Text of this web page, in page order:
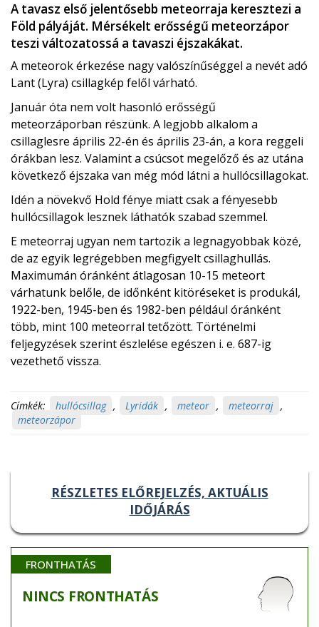
A tavasz első jelentősebb meteorraja keresztezi a
Föld pályáját. Mérsékelt erősségű meteorzápor
teszi változatossá a tavaszi éjszakákat.
A meteorok érkezése nagy valószínűséggel a nevét adó
Lant (Lyra) csillagkép felől várható.
Január óta nem volt hasonló erősségű
meteorzáporban részünk. A legjobb alkalom a
csillaglesre április 22-én és április 23-án, a kora reggeli
órákban lesz. Valamint a csúcsot megelőző és az utána
következő éjszaka van még mód látni a hullócsillagokat.
Idén a növekvő Hold fénye miatt csak a fényesebb
hullócsillagok lesznek láthatók szabad szemmel.
E meteorraj ugyan nem tartozik a legnagyobbak közé,
de az egyik legrégebben megfigyelt csillaghullás.
Maximumán óránként átlagosan 10-15 meteort
várhatunk belőle, de időnként kitöréseket is produkál,
1922-ben, 1945-ben és 1982-ben például óránként
több, mint 100 meteorral tetőzött. Történelmi
feljegyzések szerint észlelése egészen i. e. 687-ig
vezethető vissza.
Címkék: hullócsillag , Lyridák , meteor , meteorraj ,
meteorzápor
RÉSZLETES ELŐREJELZÉS, AKTUÁLIS
IDŐJÁRÁS
FRONTHATÁS
NINCS FRONTHATÁS